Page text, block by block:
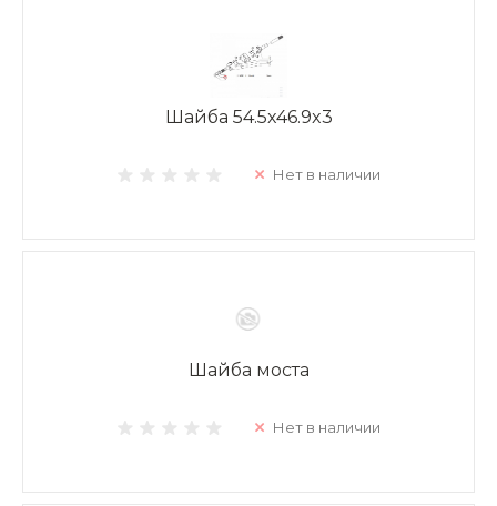
Шайба 54.5x46.9x3
Нет в наличии
Шайба моста
Нет в наличии